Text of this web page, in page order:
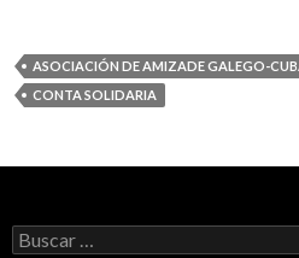
ASOCIACIÓN DE AMIZADE GALEGO-
CONTA SOLIDARIA
Buscar: